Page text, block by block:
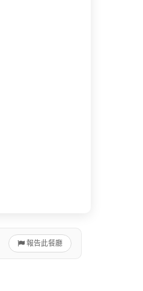
報告此餐廳